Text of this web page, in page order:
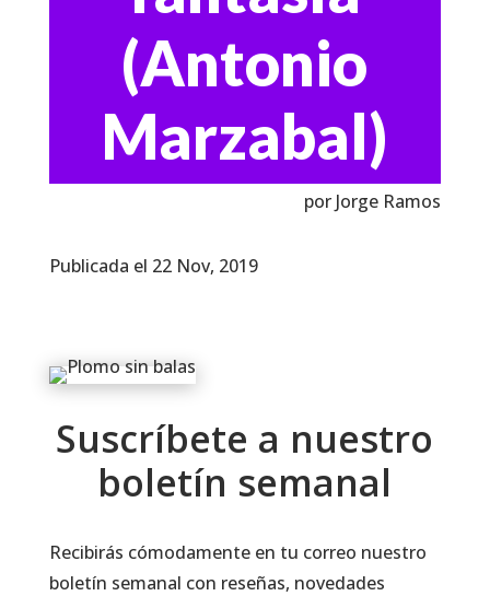
(Antonio
Marzabal)
por Jorge Ramos
Publicada el 22 Nov, 2019
Suscríbete a nuestro
boletín semanal
Recibirás cómodamente en tu correo nuestro
boletín semanal con reseñas, novedades